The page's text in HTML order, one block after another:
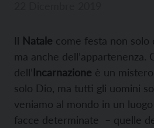
Il Natale come festa non solo
ma anche dell’appartenenza.
dell’Incarnazione è un
solo Dio, ma tutti gli uomini
veniamo al mondo in un
facce determinate – quelle